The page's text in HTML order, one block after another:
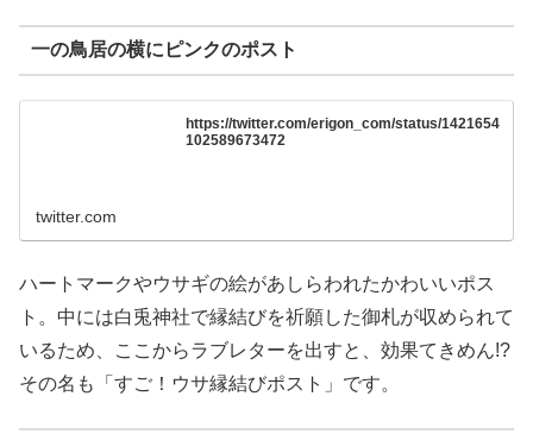
一の鳥居の横にピンクのポスト
https://twitter.com/erigon_com/status/1421654
102589673472
twitter.com
ハートマークやウサギの絵があしらわれたかわいいポス
ト。中には白兎神社で縁結びを祈願した御札が収められて
いるため、ここからラブレターを出すと、効果てきめん!?
その名も「すご！ウサ縁結びポスト」です。